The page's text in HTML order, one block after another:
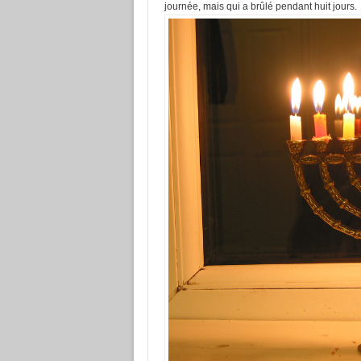
journée, mais qui a brûlé pendant huit jours.